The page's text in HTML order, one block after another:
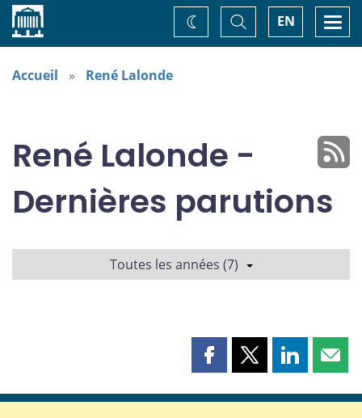
Accueil EN
Basculer
la
recherche
Changez
de
Accueil René Lalonde
René Lalonde -
Dernières parutions
Toutes les années (7)
Partager
page
Partager
page
Partager
page page